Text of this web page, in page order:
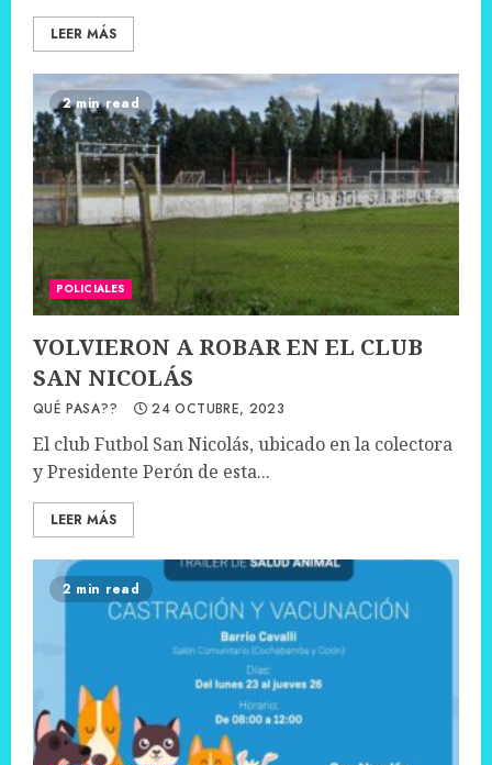
LEER MÁS
2 min read
POLICIALES
VOLVIERON A ROBAR EN EL CLUB
SAN NICOLÁS
QUÉ PASA?? 24 OCTUBRE, 2023
El club Futbol San Nicolás, ubicado en la colectora
y Presidente Perón de esta...
LEER MÁS
2 min read